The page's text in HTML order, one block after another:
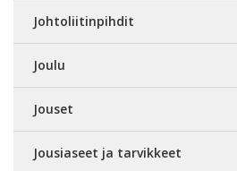
Johtoliitinpihdit
Joulu
Jouset
Jousiaseet ja tarvikkeet